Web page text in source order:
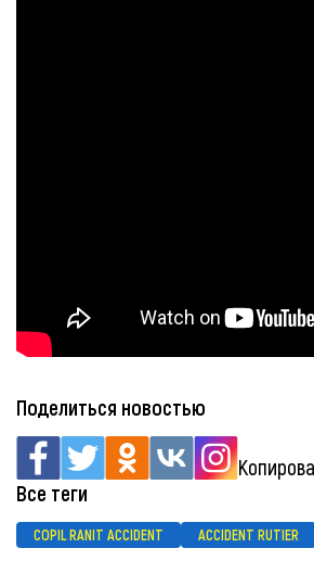
Поделиться новостью
Все теги
COPIL RANIT ACCIDENT ACCIDENT RUTIER